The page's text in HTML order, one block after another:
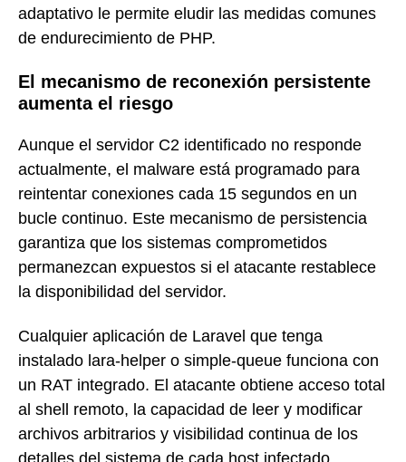
adaptativo le permite eludir las medidas comunes
de endurecimiento de PHP.
El mecanismo de reconexión persistente
aumenta el riesgo
Aunque el servidor C2 identificado no responde
actualmente, el malware está programado para
reintentar conexiones cada 15 segundos en un
bucle continuo. Este mecanismo de persistencia
garantiza que los sistemas comprometidos
permanezcan expuestos si el atacante restablece
la disponibilidad del servidor.
Cualquier aplicación de Laravel que tenga
instalado lara-helper o simple-queue funciona con
un RAT integrado. El atacante obtiene acceso total
al shell remoto, la capacidad de leer y modificar
archivos arbitrarios y visibilidad continua de los
detalles del sistema de cada host infectado.